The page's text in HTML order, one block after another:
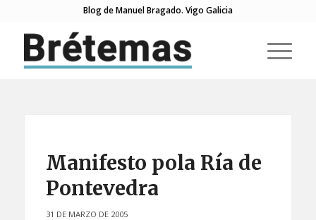
Blog de Manuel Bragado. Vigo Galicia
Manifesto pola Ría de
Pontevedra
31 DE MARZO DE 2005